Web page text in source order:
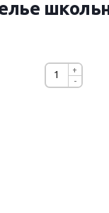
-
+